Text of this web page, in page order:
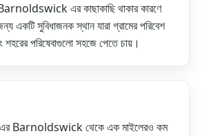
Barnoldswick এর কাছাকাছি থাকার কারণে
সুবিধাজনক স্থান যারা গ্রামের পরিবেশ
পরিষেবাগুলো সহজে পেতে চায়।
Barnoldswick থেকে এক মাইলেরও কম